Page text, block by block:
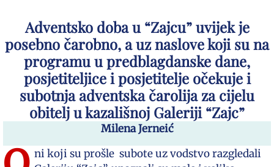
Adventsko doba u “Zajcu” uvijek je
posebno čarobno, a uz naslove koji su na
programu u predblagdanske dane,
posjetiteljice i posjetitelje očekuje i
subotnja adventska čarolija za cijelu
obitelj u kazališnoj Galeriji “Zajc”
Milena Jerneić
ni koji su prošle subote uz vodstvo razgledali